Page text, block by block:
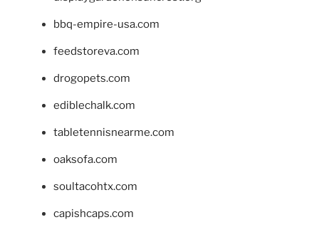
bbq-empire-usa.com
feedstoreva.com
drogopets.com
ediblechalk.com
tabletennisnearme.com
oaksofa.com
soultacohtx.com
capishcaps.com